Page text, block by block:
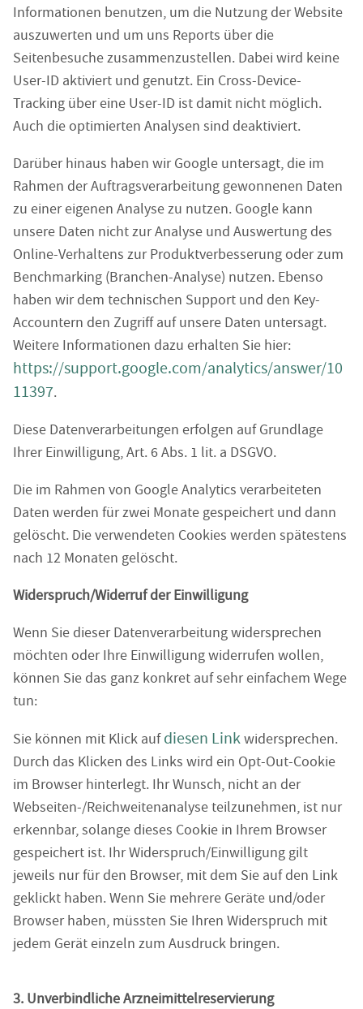
Informationen benutzen, um die Nutzung der Website
auszuwerten und um uns Reports über die
Seitenbesuche zusammenzustellen. Dabei wird keine
User-ID aktiviert und genutzt. Ein Cross-Device-
Tracking über eine User-ID ist damit nicht möglich.
Auch die optimierten Analysen sind deaktiviert.
Darüber hinaus haben wir Google untersagt, die im
Rahmen der Auftragsverarbeitung gewonnenen Daten
zu einer eigenen Analyse zu nutzen. Google kann
unsere Daten nicht zur Analyse und Auswertung des
Online-Verhaltens zur Produktverbesserung oder zum
Benchmarking (Branchen-Analyse) nutzen. Ebenso
haben wir dem technischen Support und den Key-
Accountern den Zugriff auf unsere Daten untersagt.
Weitere Informationen dazu erhalten Sie hier:
https://support.google.com/analytics/answer/10
11397.
Diese Datenverarbeitungen erfolgen auf Grundlage
Ihrer Einwilligung, Art. 6 Abs. 1 lit. a DSGVO.
Die im Rahmen von Google Analytics verarbeiteten
Daten werden für zwei Monate gespeichert und dann
gelöscht. Die verwendeten Cookies werden spätestens
nach 12 Monaten gelöscht.
Widerspruch/Widerruf der Einwilligung
Wenn Sie dieser Datenverarbeitung widersprechen
möchten oder Ihre Einwilligung widerrufen wollen,
können Sie das ganz konkret auf sehr einfachem Wege
tun:
Sie können mit Klick aufdiesen Linkwidersprechen.
Durch das Klicken des Links wird ein Opt-Out-Cookie
im Browser hinterlegt. Ihr Wunsch, nicht an der
Webseiten-/Reichweitenanalyse teilzunehmen, ist nur
erkennbar, solange dieses Cookie in Ihrem Browser
gespeichert ist. Ihr Widerspruch/Einwilligung gilt
jeweils nur für den Browser, mit dem Sie auf den Link
geklickt haben. Wenn Sie mehrere Geräte und/oder
Browser haben, müssten Sie Ihren Widerspruch mit
jedem Gerät einzeln zum Ausdruck bringen.
3. Unverbindliche Arzneimittelreservierung